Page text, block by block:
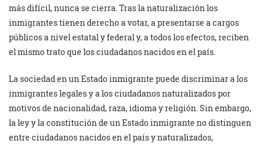
más difícil, nunca se cierra. Tras la naturalización los
inmigrantes tienen derecho a votar, a presentarse a cargos
públicos a nivel estatal y federal y, a todos los efectos, reciben
el mismo trato que los ciudadanos nacidos en el país.
La sociedad en un Estado inmigrante puede discriminar a los
inmigrantes legales y a los ciudadanos naturalizados por
motivos de nacionalidad, raza, idioma y religión. Sin embargo,
la ley y la constitución de un Estado inmigrante no distinguen
entre ciudadanos nacidos en el país y naturalizados,